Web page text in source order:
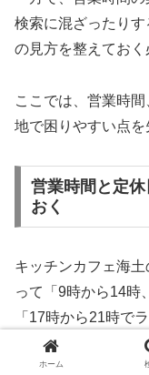
検索に混ざったり
の見方を整えておく
ここでは、営業時
地で困りやすい点を
営業時間と定
おく
キッチンカフェ海
って「9時から14時
「17時から21時で
られます。
ホーム